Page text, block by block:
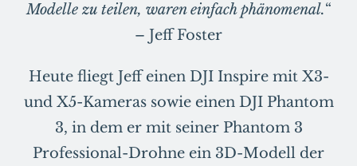
Modelle zu teilen, waren einfach phänomenal.“
– Jeff Foster
Heute fliegt Jeff einen DJI Inspire mit X3-
und X5-Kameras sowie einen DJI Phantom
3, in dem er mit seiner Phantom 3
Professional-Drohne ein 3D-Modell der